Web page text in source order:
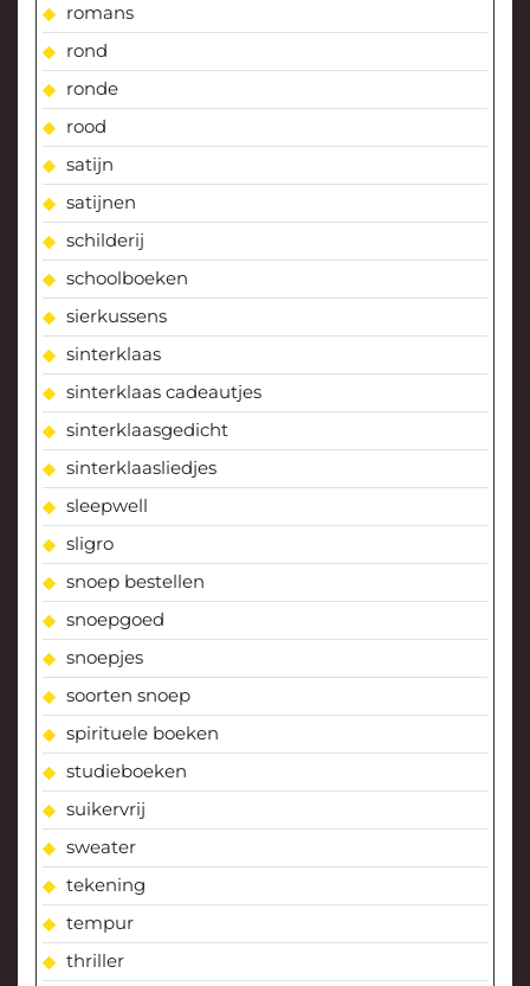
romans
rond
ronde
rood
satijn
satijnen
schilderij
schoolboeken
sierkussens
sinterklaas
sinterklaas cadeautjes
sinterklaasgedicht
sinterklaasliedjes
sleepwell
sligro
snoep bestellen
snoepgoed
snoepjes
soorten snoep
spirituele boeken
studieboeken
suikervrij
sweater
tekening
tempur
thriller